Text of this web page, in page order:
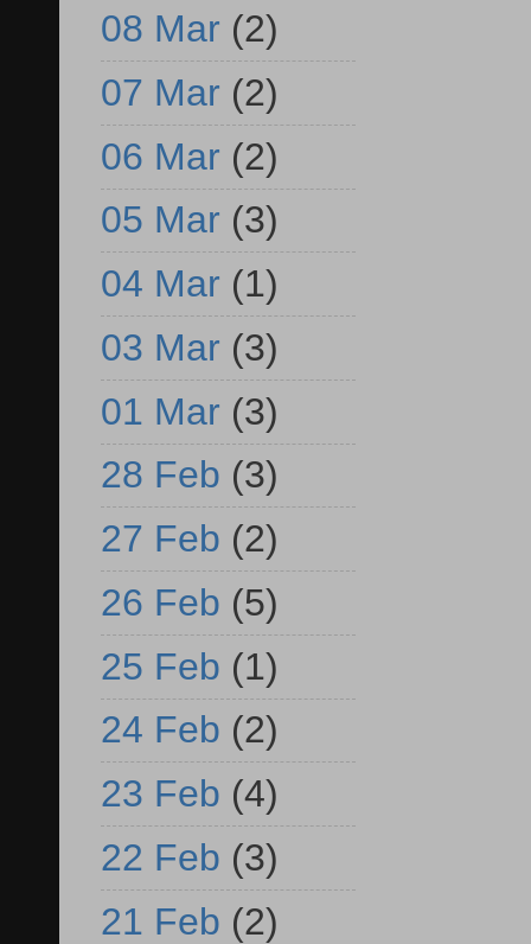
08 Mar (2)
07 Mar (2)
06 Mar (2)
05 Mar (3)
04 Mar (1)
03 Mar (3)
01 Mar (3)
28 Feb (3)
27 Feb (2)
26 Feb (5)
25 Feb (1)
24 Feb (2)
23 Feb (4)
22 Feb (3)
21 Feb (2)